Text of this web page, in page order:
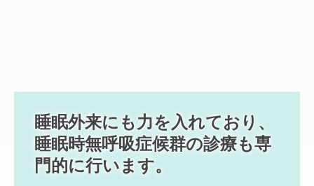
睡眠外来にも力を入れており、
睡眠時無呼吸症候群の診療も専
門的に行います。